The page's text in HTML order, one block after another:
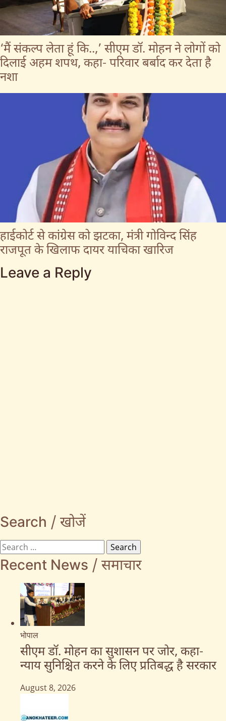
‘मैं संकल्प लेता हूं कि..,’ सीएम डॉ. मोहन ने लोगों को
दिलाई अहम शपथ, कहा- परिवार बर्बाद कर देता है
नशा
हाईकोर्ट से कांग्रेस को झटका, मंत्री गोविन्द सिंह
राजपूत के खिलाफ दायर याचिका खारिज
Leave a Reply
Search / खोजें
Recent News / समाचार
भोपाल
सीएम डॉ. मोहन का सुशासन पर जोर, कहा-
न्याय सुनिश्चित करने के लिए प्रतिबद्ध है सरकार
August 8, 2026